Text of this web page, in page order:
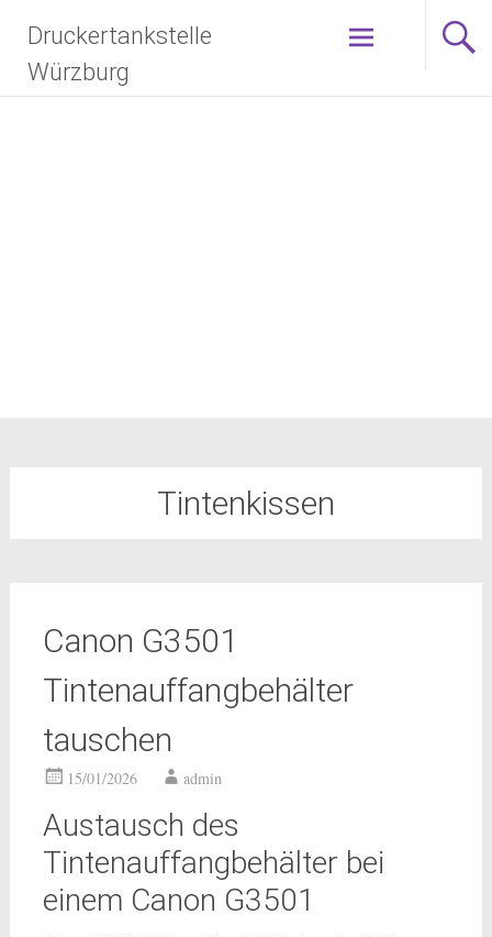
Inhalt
springen
Druckertankstelle
Würzburg
Tintenkissen
Canon G3501
Tintenauffangbehälter
tauschen
15/01/2026 admin
Austausch des
Tintenauffangbehälter bei
einem Canon G3501